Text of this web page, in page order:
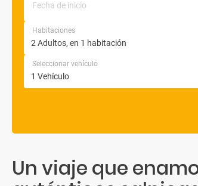
Fecha de inicio
Habitaciones
Seleccionar vehículo
Un viaje que